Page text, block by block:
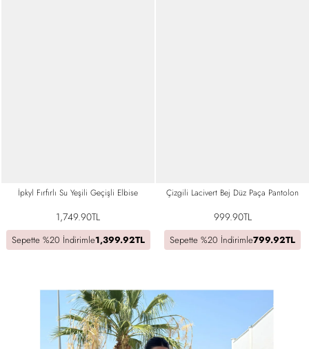
İpkyl Fırfırlı Su Yeşili Geçişli Elbise
1,749.90TL
Sepette %20 İndirimle1,399.92TL
Çizgili Lacivert Bej Düz Paça Pantolon
999.90TL
Sepette %20 İndirimle799.92TL